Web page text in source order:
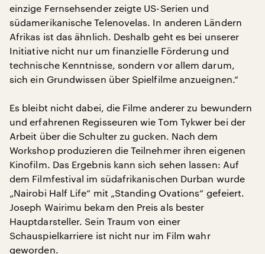
einzige Fernsehsender zeigte US-Serien und
südamerikanische Telenovelas. In anderen Ländern
Afrikas ist das ähnlich. Deshalb geht es bei unserer
Initiative nicht nur um finanzielle Förderung und
technische Kenntnisse, sondern vor allem darum,
sich ein Grundwissen über Spielfilme anzueignen.“
Es bleibt nicht dabei, die Filme anderer zu bewundern
und erfahrenen Regisseuren wie Tom Tykwer bei der
Arbeit über die Schulter zu gucken. Nach dem
Workshop produzieren die Teilnehmer ihren eigenen
Kinofilm. Das Ergebnis kann sich sehen lassen: Auf
dem Filmfestival im südafrikanischen Durban wurde
„Nairobi Half Life“ mit „Standing Ovations“ gefeiert.
Joseph Wairimu bekam den Preis als bester
Hauptdarsteller. Sein Traum von einer
Schauspielkarriere ist nicht nur im Film wahr
geworden.